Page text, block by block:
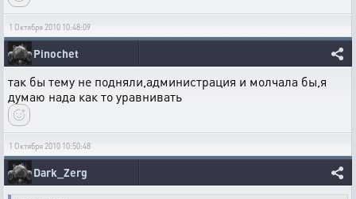
1 Октября 2010 10:48:09
Pinochet
так бы тему не подняли,администрация и молчала бы,я
думаю нада как то уравнивать
1 Октября 2010 10:50:48
Dark_Zerg